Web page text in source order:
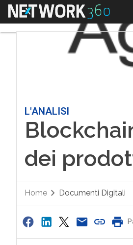
Menu
L'ANALISI
dei
Home Documenti Digitali